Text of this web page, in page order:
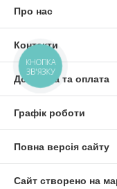
Про нас
Контакти
Доставка та оплата
Графік роботи
Повна версія сайту
Сайт створено на
КНОПКА
ЗВ'ЯЗКУ